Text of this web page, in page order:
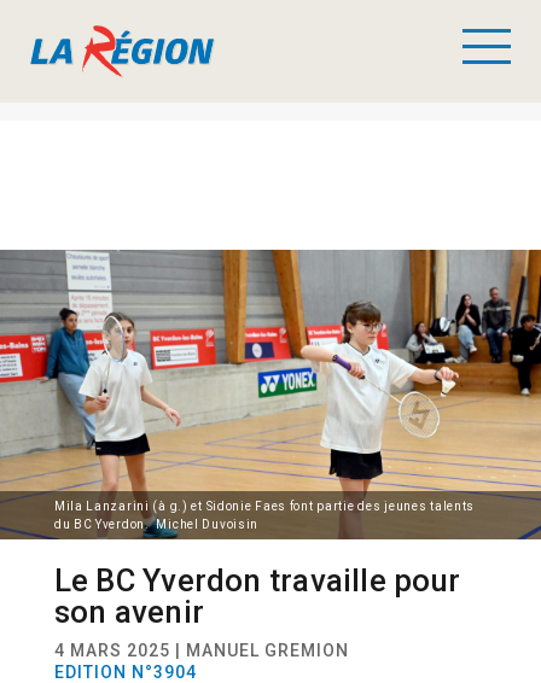
Mila Lanzarini (à g.) et Sidonie Faes font partie des jeunes talents
du BC Yverdon. Michel Duvoisin
Le BC Yverdon travaille pour
son avenir
4 MARS 2025 | MANUEL GREMION
EDITION N°3904